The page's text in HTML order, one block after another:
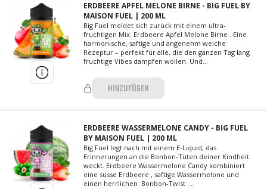
ERDBEERE APFEL MELONE BIRNE - BIG FUEL BY
MAISON FUEL | 200 ML
Big Fuel meldet sich zurück mit einem ultra-
fruchtigen Mix: Erdbeere Apfel Melone Birne . Eine
harmonische, saftige und angenehm weiche
Rezeptur – perfekt für alle, die den ganzen Tag lang
fruchtige Vibes dampfen wollen. Und...
HINZUFÜGEN
ERDBEERE WASSERMELONE CANDY - BIG FUEL
BY MAISON FUEL | 200 ML
Big Fuel legt nach mit einem E-Liquid, das
Erinnerungen an die Bonbon-Tüten deiner Kindheit
weckt. Erdbeere Wassermelone Candy kombiniert
eine süsse Erdbeere , saftige Wassermelone und
einen herrlichen Bonbon-Twist ....